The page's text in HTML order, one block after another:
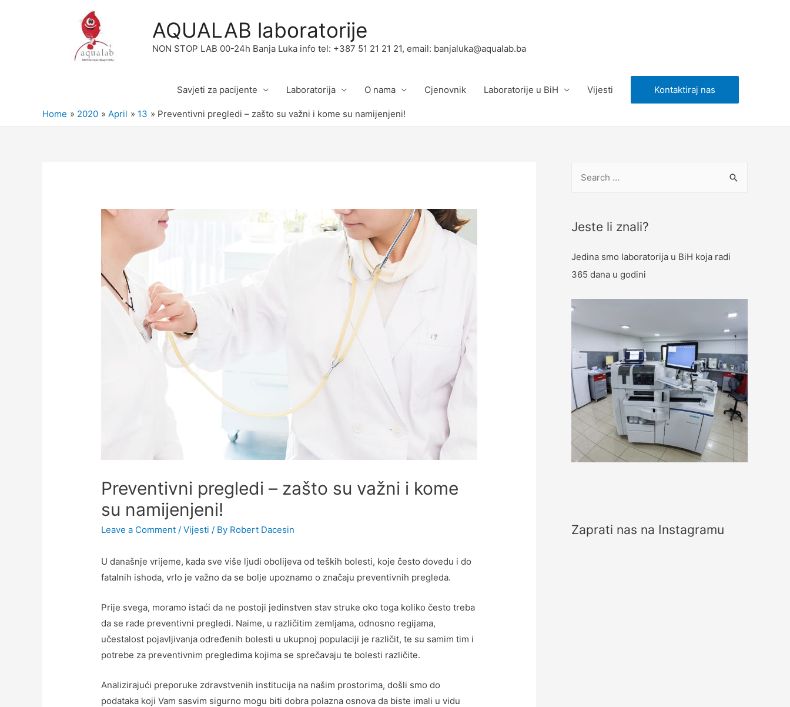
AQUALAB laboratorije
NON STOP LAB 00-24h Banja Luka info tel: +387 51 21 21 21, email: banjaluka@aqualab.ba
Savjeti za pacijente Laboratorija O nama Cjenovnik Laboratorije u BiH Vijesti Kontaktiraj nas
Home 2020 April 13 Preventivni pregledi – zašto su važni i kome su namijenjeni!
Preventivni pregledi – zašto su važni i kome
su namijenjeni!
Leave a Comment /Vijesti / By Robert Dacesin
U današnje vrijeme, kada sve više ljudi obolijeva od teških bolesti, koje često dovedu i do
fatalnih ishoda, vrlo je važno da se bolje upoznamo o značaju preventivnih pregleda.
Prije svega, moramo istaći da ne postoji jedinstven stav struke oko toga koliko često treba
da se rade preventivni pregledi. Naime, u različitim zemljama, odnosno regijama,
učestalost pojavljivanja određenih bolesti u ukupnoj populaciji je različit, te su samim tim i
potrebe za preventivnim pregledima kojima se sprečavaju te bolesti različite.
Analizirajući preporuke zdravstvenih institucija na našim prostorima, došli smo do
podataka koji Vam sasvim sigurno mogu biti dobra polazna osnova da biste imali u vidu
h
f
r
Jeste li znali?
Jedina smo laboratorija u BiH koja radi
365 dana u godini
Zaprati nas na Instagramu